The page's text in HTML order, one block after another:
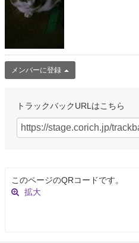
メンバーに登録
トラックバックURLはこちら
このページのQRコードです。
拡大